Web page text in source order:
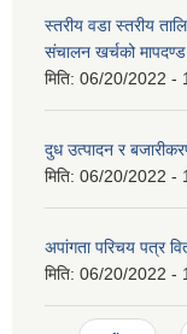
स्तरीय वडा स्तरीय
संचालन खर्चको मापदण्ड
मिति: 06/20/2022 -
दुध उत्पादन र
मिति: 06/20/2022 -
अपांगता परिचय पत्र
मिति: 06/20/2022 -